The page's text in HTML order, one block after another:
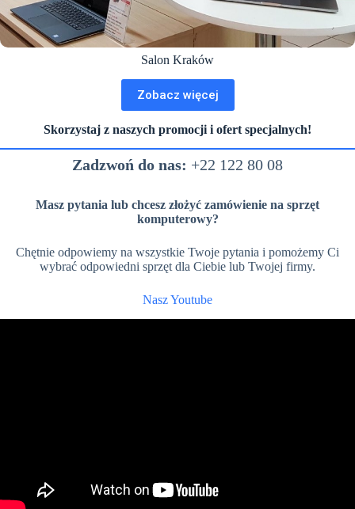
Salon Kraków
Zobacz więcej
Skorzystaj z naszych promocji i ofert specjalnych!
Zadzwoń do nas: +22 122 80 08
Masz pytania lub chcesz złożyć zamówienie na sprzęt
komputerowy?
Chętnie odpowiemy na wszystkie Twoje pytania i pomożemy Ci
wybrać odpowiedni sprzęt dla Ciebie lub Twojej firmy.
Nasz Youtube